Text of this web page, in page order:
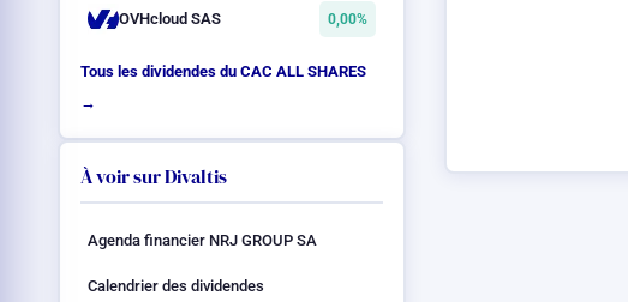
OVHcloud SAS 0,00%
Tous les dividendes du CAC ALL SHARES
→
À voir sur Divaltis
Agenda financier NRJ GROUP SA
Calendrier des dividendes